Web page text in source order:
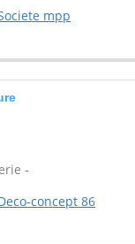
mpp
-
concept 86